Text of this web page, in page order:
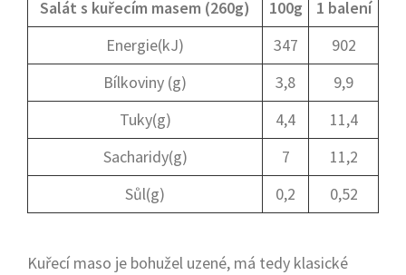
Salát s kuřecím masem (260g) 100g
1 balení
Energie(kJ)
347
902
Bílkoviny (g)
3,8
9,9
Tuky(g)
4,4
11,4
Sacharidy(g)
7
11,2
Sůl(g)
0,2 0,52
Kuřecí maso je bohužel uzené, má tedy klasické